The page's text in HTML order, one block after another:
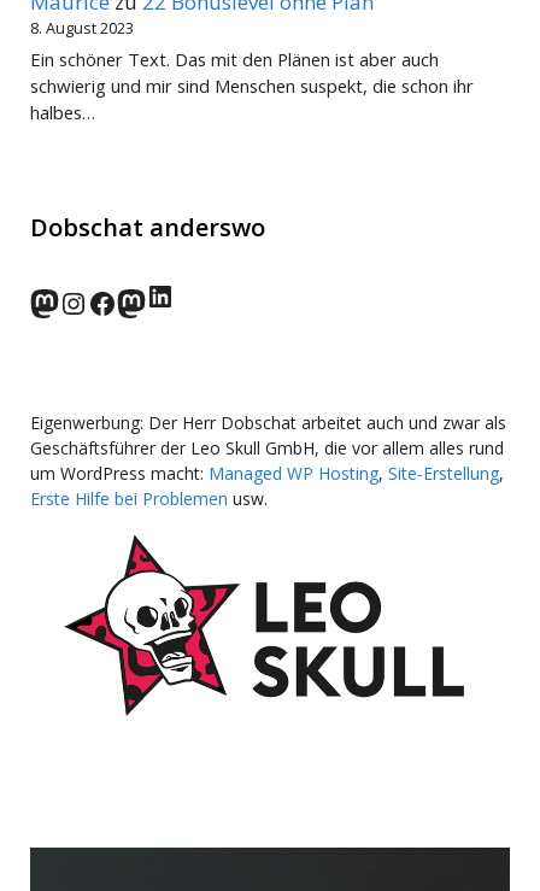
8. August 2023
Ein schöner Text. Das mit den Plänen ist aber auch
schwierig und mir sind Menschen suspekt, die schon ihr
halbes…
Dobschat anderswo
norden.social
Instagram
Facebook
wp-punks.social
LinkedIn
Eigenwerbung: Der Herr Dobschat arbeitet auch und zwar als
Geschäftsführer der Leo Skull GmbH, die vor allem alles rund
um WordPress macht: Managed WP Hosting, Site-Erstellung,
Erste Hilfe bei Problemen usw.